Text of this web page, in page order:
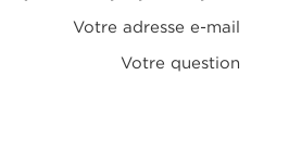
Votre adresse e-mail
Votre question